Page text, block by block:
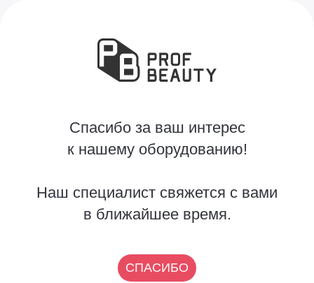
Спасибо за ваш интерес
к нашему оборудованию!
Наш специалист свяжется с вами
в ближайшее время.
СПАСИБО